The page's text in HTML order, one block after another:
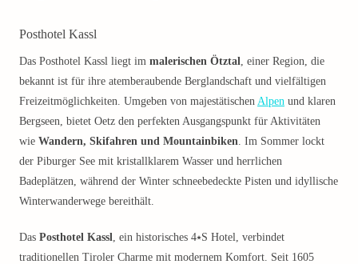
Posthotel Kassl
Das Posthotel Kassl liegt im malerischen Ötztal, einer Region, die
bekannt ist für ihre atemberaubende Berglandschaft und vielfältigen
Freizeitmöglichkeiten. Umgeben von majestätischen Alpen und klaren
Bergseen, bietet Oetz den perfekten Ausgangspunkt für Aktivitäten
wie Wandern, Skifahren und Mountainbiken. Im Sommer lockt
der Piburger See mit kristallklarem Wasser und herrlichen
Badeplätzen, während der Winter schneebedeckte Pisten und idyllische
Winterwanderwege bereithält.
Das Posthotel Kassl, ein historisches 4⭑S Hotel, verbindet
traditionellen Tiroler Charme mit modernem Komfort. Seit 1605